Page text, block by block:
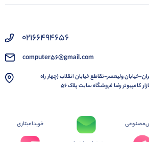
02166494656
computer56@gmail.com
خیابان ولیعصر-تقاطع خیابان انقلاب (چهار راه
کامپیوتر رضا فروشگاه سایت پلاک 56
خرید‌اعبتاری